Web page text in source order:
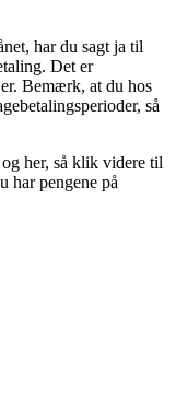
har du sagt ja til
Det er
Bemærk, at du hos
så
her, så klik videre til
har pengene på